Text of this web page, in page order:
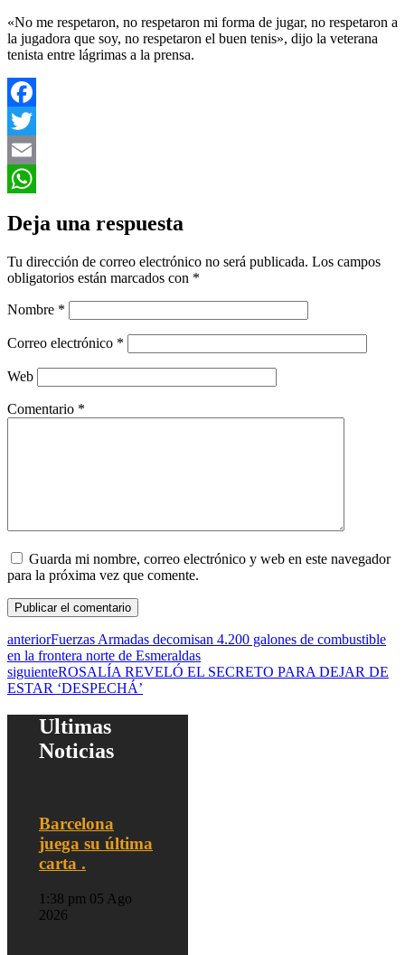
«No me respetaron, no respetaron mi forma de jugar, no respetaron a
la jugadora que soy, no respetaron el buen tenis», dijo la veterana
tenista entre lágrimas a la prensa.
Facebook
Twitter
Email
Deja una respuesta
Tu dirección de correo electrónico no será publicada. Los campos
obligatorios están marcados con *
Nombre *
Correo electrónico *
Web
Comentario *
Guarda mi nombre, correo electrónico y web en este navegador
para la próxima vez que comente.
anteriorFuerzas Armadas decomisan 4.200 galones de combustible
en la frontera norte de Esmeraldas
siguienteROSALÍA REVELÓ EL SECRETO PARA DEJAR DE
ESTAR ‘DESPECHÁ’
Ultimas
Noticias
Barcelona
juega su última
carta .
1:38 pm 05 Ago
2026